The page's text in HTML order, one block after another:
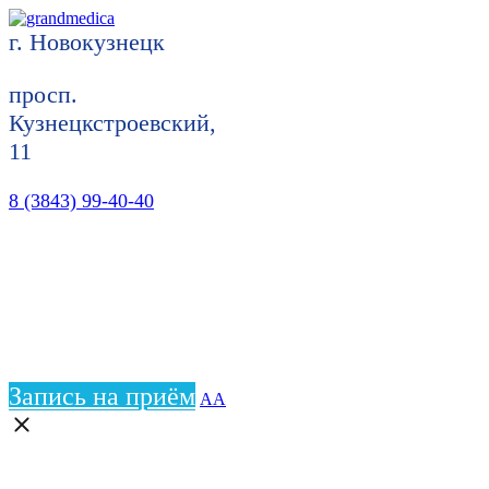
г. Новокузнецк
просп.
Кузнецкстроевский,
11
8 (3843) 99-40-40
Запись на приём АА